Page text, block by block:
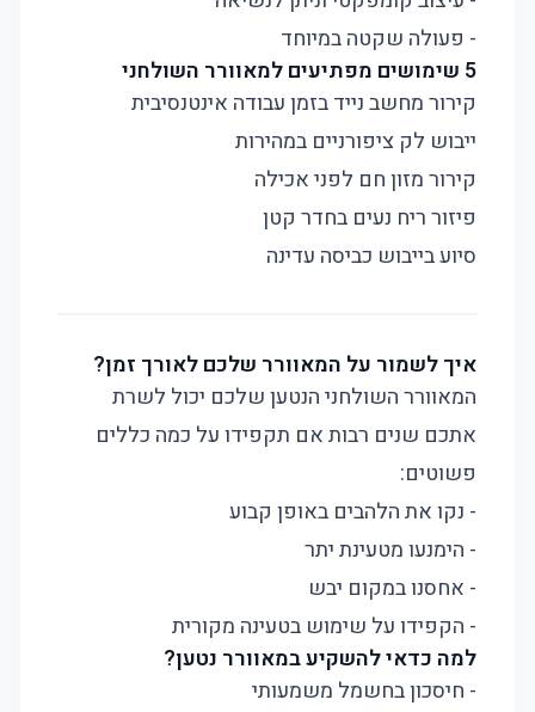
- פעולה שקטה במיוחד
5 שימושים מפתיעים למאוורר השולחני
קירור מחשב נייד בזמן עבודה אינטנסיבית
ייבוש לק ציפורניים במהירות
קירור מזון חם לפני אכילה
פיזור ריח נעים בחדר קטן
סיוע בייבוש כביסה עדינה
איך לשמור על המאוורר שלכם לאורך זמן?
המאוורר השולחני הנטען שלכם יכול לשרת
אתכם שנים רבות אם תקפידו על כמה כללים
פשוטים:
- נקו את הלהבים באופן קבוע
- הימנעו מטעינת יתר
- אחסנו במקום יבש
- הקפידו על שימוש בטעינה מקורית
למה כדאי להשקיע במאוורר נטען?
- חיסכון בחשמל משמעותי